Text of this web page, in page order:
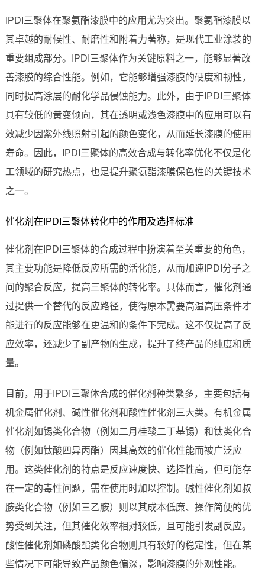
IPDI三聚体在聚氨酯漆膜中的应用尤为突出。聚氨酯漆膜以
其卓越的耐候性、耐磨性和附着力著称，是现代工业涂装的
重要组成部分。IPDI三聚体作为关键原料之一，能够显著改
善漆膜的综合性能。例如，它能够增强漆膜的硬度和韧性，
同时提高涂层的耐化学品侵蚀能力。此外，由于IPDI三聚体
具有较低的黄变倾向，其在透明或浅色漆膜中的应用可以有
效减少因紫外线照射引起的颜色变化，从而延长漆膜的使用
寿命。因此，IPDI三聚体的高效合成与转化率优化不仅是化
工领域的研究热点，也是提升聚氨酯漆膜保色性的关键技术
之一。
催化剂在IPDI三聚体转化中的作用及选择标准
催化剂在IPDI三聚体的合成过程中扮演着至关重要的角色，
其主要功能是降低反应所需的活化能，从而加速IPDI分子之
间的聚合反应，提高三聚体的转化率。具体而言，催化剂通
过提供一个替代的反应路径，使得原本需要高温高压条件才
能进行的反应能够在更温和的条件下完成。这不仅提高了反
应效率，还减少了副产物的生成，提升了终产品的纯度和质
量。
目前，用于IPDI三聚体合成的催化剂种类繁多，主要包括有
机金属催化剂、碱性催化剂和酸性催化剂三大类。有机金属
催化剂如锡类化合物（例如二月桂酸二丁基锡）和钛类化合
物（例如钛酸四异丙酯）因其高效的催化性能而被广泛应
用。这类催化剂的特点是反应速度快、选择性高，但可能存
在一定的毒性问题，需在使用时加以控制。碱性催化剂如叔
胺类化合物（例如三乙胺）则以其成本低廉、操作简便的优
势受到关注，但其催化效率相对较低，且可能引发副反应。
酸性催化剂如磷酸酯类化合物则具有较好的稳定性，但在某
些情况下可能导致产品颜色偏深，影响漆膜的外观性能。